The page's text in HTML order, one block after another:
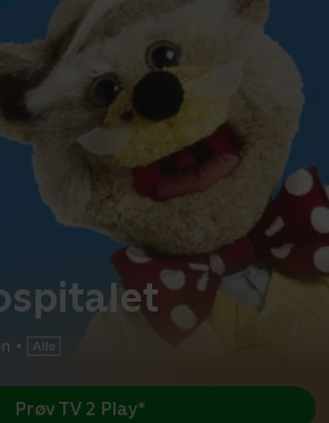
•
Prøv TV 2 Play*